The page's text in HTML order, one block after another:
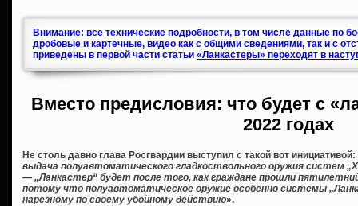
Внимание: все технические подробности, в том числе данные по
дробовые и картечные, видео как с общими сведениями, так и с
приведены в первой части статьи «Ланкастеры» переходят в
Вместо предисловия: что будет с
2022 годах
Не столь давно глава Росгвардии выступил с такой вот инициативой:
выдача полуавтоматического гладкоствольного оружия систем
— „Ланкастер“ будет после того, как граждане прошли
потому что полуавтоматическое оружие особенно системы
нарезному по своему убойному действию».